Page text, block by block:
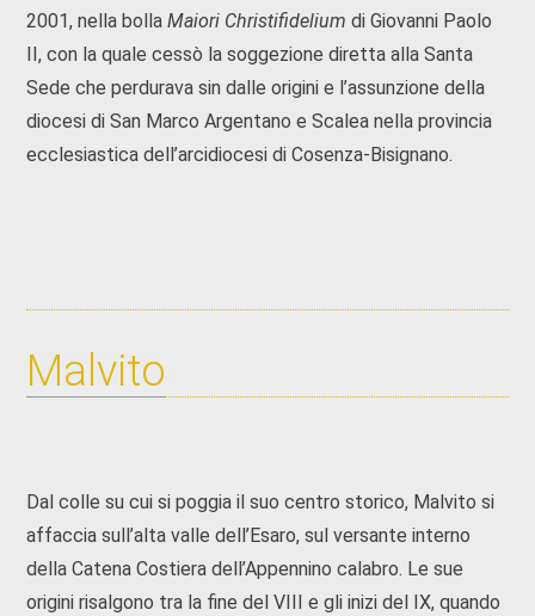
2001, nella bollaMaiori Christifidelium di Giovanni Paolo
II, con la quale cessò la soggezione diretta alla Santa
Sede che perdurava sin dalle origini e l’assunzione della
diocesi di San Marco Argentano e Scalea nella provincia
ecclesiastica dell’arcidiocesi di Cosenza-Bisignano.
Malvito
Dal colle su cui si poggia il suo centro storico, Malvito si
affaccia sull’alta valle dell’Esaro, sul versante interno
della Catena Costiera dell’Appennino calabro. Le sue
origini risalgono tra la fine del VIII e gli inizi del IX, quando